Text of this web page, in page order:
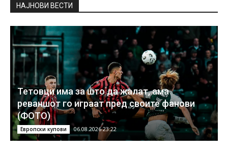
НAЈНОВИ ВЕСТИ
Тетовци има за што да жалат, ама
реваншот го играат пред своите фанови
(ФОТО)
Европски купови 06.08.2026 23:22